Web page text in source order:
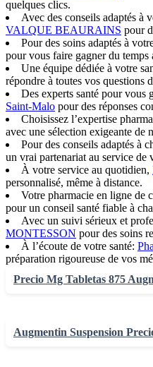
quelques clics.
Avec des conseils adaptés à
VALQUE BEAURAINS pour
Pour des soins adaptés à
pour vous faire gagner du temps
Une équipe dédiée à votre
répondre à toutes vos questions
Des experts santé pour vous
Saint-Malo pour des réponses
Choisissez l’expertise
avec une sélection exigeante de
Pour des conseils adaptés à
un vrai partenariat au service de
À votre service au quotidien,
personnalisé, même à distance.
Votre pharmacie en ligne de
pour un conseil santé fiable à
Avec un suivi sérieux et
MONTESSON pour des soins
À l’écoute de votre santé:
préparation rigoureuse de vos
Precio Mg Tabletas 875
Augmentin Suspension